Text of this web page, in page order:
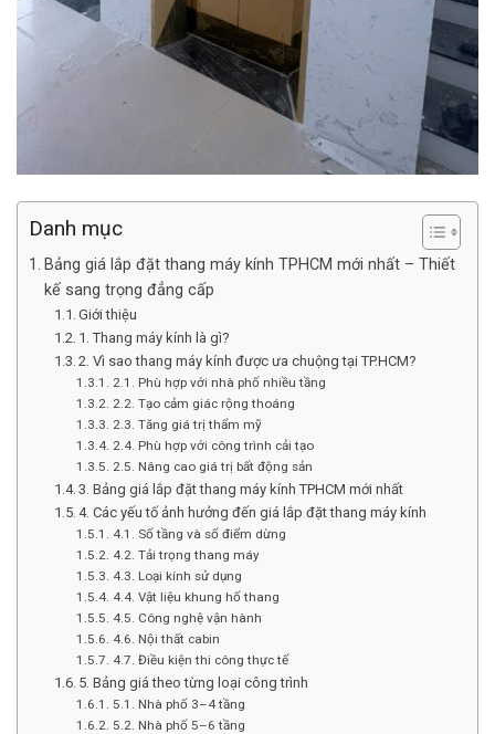
Danh mục
Bảng giá lắp đặt thang máy kính TPHCM mới nhất – Thiết
kế sang trọng đẳng cấp
Giới thiệu
1. Thang máy kính là gì?
2. Vì sao thang máy kính được ưa chuộng tại TP.HCM?
2.1. Phù hợp với nhà phố nhiều tầng
2.2. Tạo cảm giác rộng thoáng
2.3. Tăng giá trị thẩm mỹ
2.4. Phù hợp với công trình cải tạo
2.5. Nâng cao giá trị bất động sản
3. Bảng giá lắp đặt thang máy kính TPHCM mới nhất
4. Các yếu tố ảnh hưởng đến giá lắp đặt thang máy kính
4.1. Số tầng và số điểm dừng
4.2. Tải trọng thang máy
4.3. Loại kính sử dụng
4.4. Vật liệu khung hố thang
4.5. Công nghệ vận hành
4.6. Nội thất cabin
4.7. Điều kiện thi công thực tế
5. Bảng giá theo từng loại công trình
5.1. Nhà phố 3–4 tầng
5.2. Nhà phố 5–6 tầng